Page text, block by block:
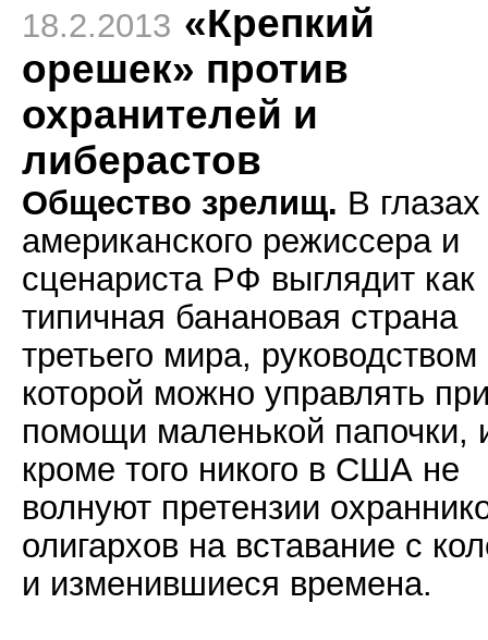
18.2.2013 «Крепкий
орешек» против
охранителей и
либерастов
Общество зрелищ. В глазах
американского режиссера и
сценариста РФ выглядит как
типичная банановая страна
третьего мира, руководством
которой можно управлять
помощи маленькой папочки,
кроме того никого в США не
волнуют претензии
олигархов на вставание с
и изменившиеся времена.